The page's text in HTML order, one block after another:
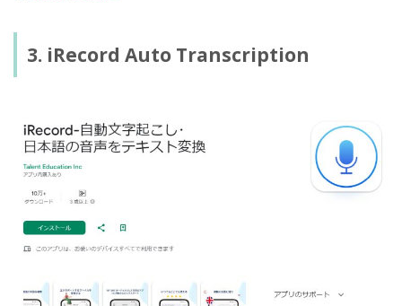
3. iRecord Auto Transcription